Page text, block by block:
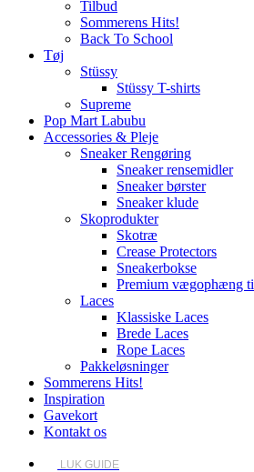
Tilbud
Sommerens Hits!
Back To School
Tøj
Stüssy
Stüssy T-shirts
Supreme
Pop Mart Labubu
Accessories & Pleje
Sneaker Rengøring
Sneaker rensemidler
Sneaker børster
Sneaker klude
Skoprodukter
Skotræ
Crease Protectors
Sneakerbokse
Premium vægophæng
Laces
Klassiske Laces
Brede Laces
Rope Laces
Pakkeløsninger
Sommerens Hits!
Inspiration
Gavekort
Kontakt os
LUK GUIDE